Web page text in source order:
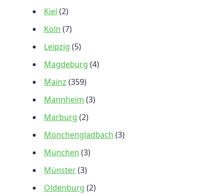
Kiel (2)
Köln (7)
Leipzig (5)
Magdeburg (4)
Mainz (359)
Mannheim (3)
Marburg (2)
Mönchengladbach (3)
München (3)
Münster(3)
Oldenburg (2)